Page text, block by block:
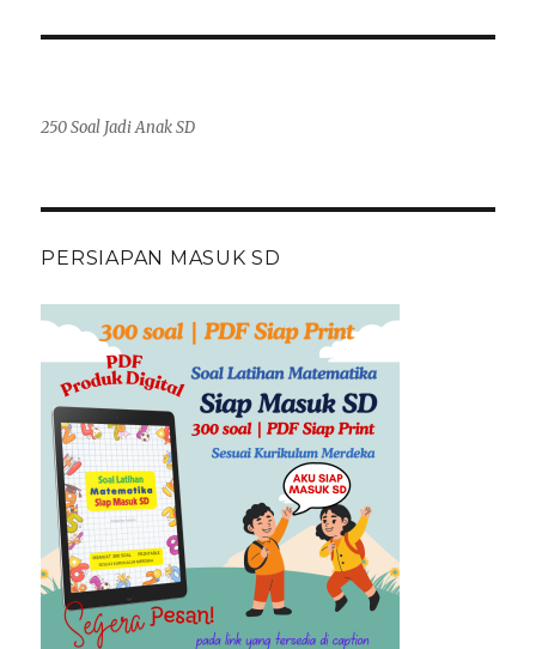
250 Soal Jadi Anak SD
PERSIAPAN MASUK SD